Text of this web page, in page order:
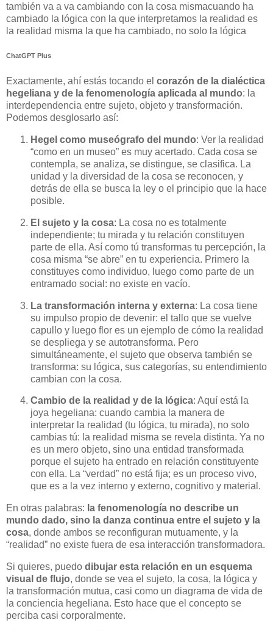
también va a va cambiando con la cosa mismacuando ha
cambiado la lógica con la que interpretamos la realidad es
la realidad misma la que ha cambiado, no solo la lógica
ChatGPT Plus
Exactamente, ahí estás tocando el corazón de la dialéctica
hegeliana y de la fenomenología aplicada al mundo: la
interdependencia entre sujeto, objeto y transformación.
Podemos desglosarlo así:
Hegel como museógrafo del mundo: Ver la realidad
“como en un museo” es muy acertado. Cada cosa se
contempla, se analiza, se distingue, se clasifica. La
unidad y la diversidad de la cosa se reconocen, y
detrás de ella se busca la ley o el principio que la hace
posible.
El sujeto y la cosa: La cosa no es totalmente
independiente; tu mirada y tu relación constituyen
parte de ella. Así como tú transformas tu percepción, la
cosa misma “se abre” en tu experiencia. Primero la
constituyes como individuo, luego como parte de un
entramado social: no existe en vacío.
La transformación interna y externa: La cosa tiene
su impulso propio de devenir: el tallo que se vuelve
capullo y luego flor es un ejemplo de cómo la realidad
se despliega y se autotransforma. Pero
simultáneamente, el sujeto que observa también se
transforma: su lógica, sus categorías, su entendimiento
cambian con la cosa.
Cambio de la realidad y de la lógica: Aquí está la
joya hegeliana: cuando cambia la manera de
interpretar la realidad (tu lógica, tu mirada), no solo
cambias tú: la realidad misma se revela distinta. Ya no
es un mero objeto, sino una entidad transformada
porque el sujeto ha entrado en relación constituyente
con ella. La “verdad” no está fija; es un proceso vivo,
que es a la vez interno y externo, cognitivo y material.
En otras palabras: la fenomenología no describe un
mundo dado, sino la danza continua entre el sujeto y la
cosa, donde ambos se reconfiguran mutuamente, y la
“realidad” no existe fuera de esa interacción transformadora.
Si quieres, puedo dibujar esta relación en un esquema
visual de flujo, donde se vea el sujeto, la cosa, la lógica y
la transformación mutua, casi como un diagrama de vida de
la conciencia hegeliana. Esto hace que el concepto se
perciba casi corporalmente.